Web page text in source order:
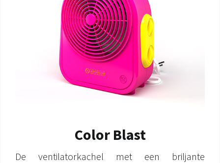
Color Blast
De ventilatorkachel met een briljante